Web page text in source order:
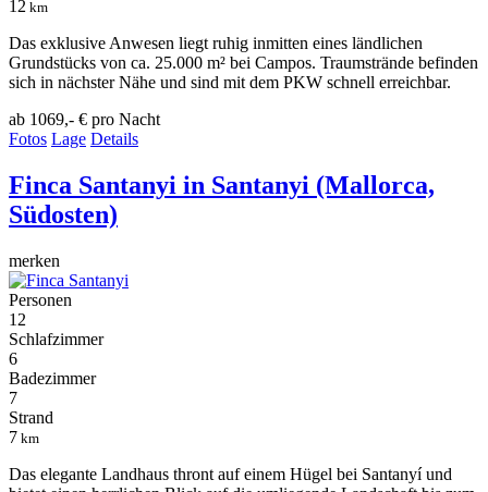
12 km
Das exklusive Anwesen liegt ruhig inmitten eines ländlichen
Grundstücks von ca. 25.000 m² bei Campos. Traumstrände befinden
sich in nächster Nähe und sind mit dem PKW schnell erreichbar.
ab 1069,- € pro Nacht
Fotos Lage Details
Finca Santanyi in Santanyi (Mallorca,
Südosten)
merken
Personen
12
Schlafzimmer
6
Badezimmer
7
Strand
7 km
Das elegante Landhaus thront auf einem Hügel bei Santanyí und